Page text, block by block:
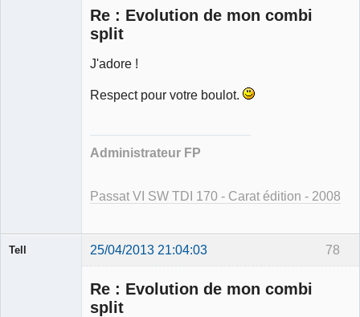
Re : Evolution de mon combi
split
J'adore !
Respect pour votre boulot.
Administrateur FP
Passat VI SW TDI 170 - Carat édition - 2008
78
Tell 25/04/2013 21:04:03
Re : Evolution de mon combi
split